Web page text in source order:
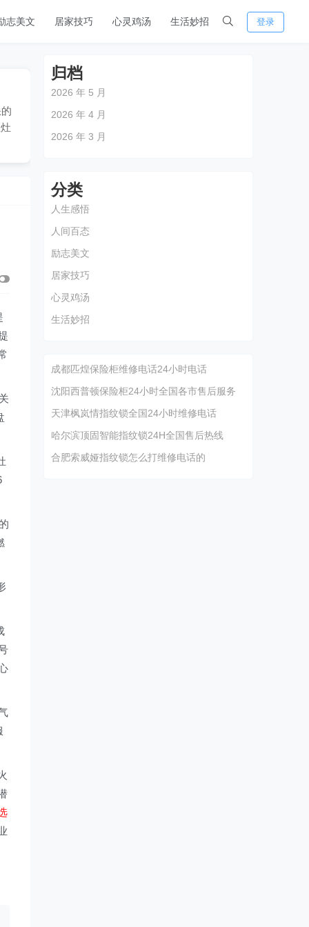
志美文 居家技巧 心灵鸡汤 生活妙招 登录
归档
2026 年 5 月
2026 年 4 月
2026 年 3 月
分类
人生感悟
人间百态
励志美文
居家技巧
心灵鸡汤
生活妙招
成都匹煌保险柜维修电话24小时电话
沈阳西普顿保险柜24小时全国各市售后服务
天津枫岚情指纹锁全国24小时维修电话
哈尔滨顶固智能指纹锁24H全国售后热线
合肥索威娅指纹锁怎么打维修电话的